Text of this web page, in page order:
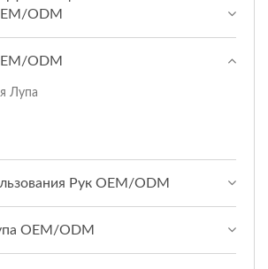
ODM
ODM
Лупа
Рук OEM/ODM
OEM/ODM